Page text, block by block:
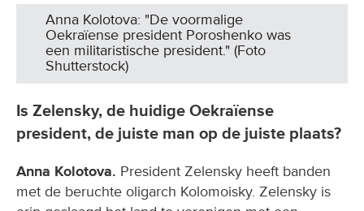
Anna Kolotova: "De voormalige
Oekraïense president Poroshenko was
een militaristische president." (Foto
Shutterstock)
Is Zelensky, de huidige Oekraïense
president, de juiste man op de juiste plaats?
Anna Kolotova. President Zelensky heeft banden
met de beruchte oligarch Kolomoisky. Zelensky is